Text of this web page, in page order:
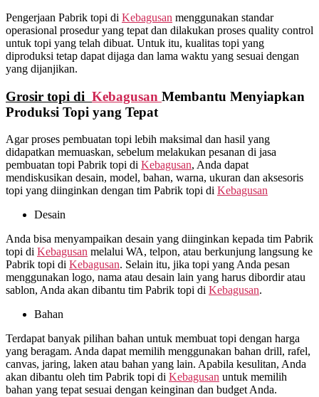
Pengerjaan Pabrik topi di Kebagusan menggunakan standar
operasional prosedur yang tepat dan dilakukan proses quality control
untuk topi yang telah dibuat. Untuk itu, kualitas topi yang
diproduksi tetap dapat dijaga dan lama waktu yang sesuai dengan
yang dijanjikan.
Grosir topi di Kebagusan Membantu Menyiapkan
Produksi Topi yang Tepat
Agar proses pembuatan topi lebih maksimal dan hasil yang
didapatkan memuaskan, sebelum melakukan pesanan di jasa
pembuatan topi Pabrik topi di Kebagusan, Anda dapat
mendiskusikan desain, model, bahan, warna, ukuran dan aksesoris
topi yang diinginkan dengan tim Pabrik topi di Kebagusan
Desain
Anda bisa menyampaikan desain yang diinginkan kepada tim Pabrik
topi di Kebagusan melalui WA, telpon, atau berkunjung langsung ke
Pabrik topi di Kebagusan. Selain itu, jika topi yang Anda pesan
menggunakan logo, nama atau desain lain yang harus dibordir atau
sablon, Anda akan dibantu tim Pabrik topi di Kebagusan.
Bahan
Terdapat banyak pilihan bahan untuk membuat topi dengan harga
yang beragam. Anda dapat memilih menggunakan bahan drill, rafel,
canvas, jaring, laken atau bahan yang lain. Apabila kesulitan, Anda
akan dibantu oleh tim Pabrik topi di Kebagusan untuk memilih
bahan yang tepat sesuai dengan keinginan dan budget Anda.